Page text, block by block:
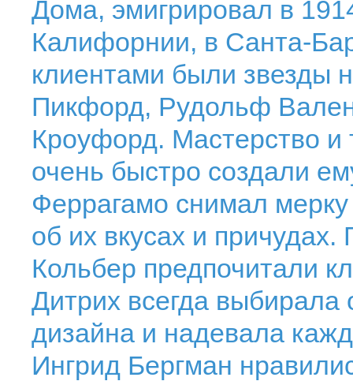
Дома, эмигрировал в
Калифорнии, в Санта-
клиентами были звезды
Пикфорд, Рудольф
Кроуфорд. Мастерство и
очень быстро создали
Феррагамо снимал мерку
об их вкусах и
Кольбер предпочитали
Дитрих всегда выбирала
дизайна и надевала
Ингрид Бергман